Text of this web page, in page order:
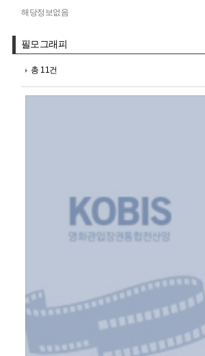
해당정보없음
필모그래피
총 11건